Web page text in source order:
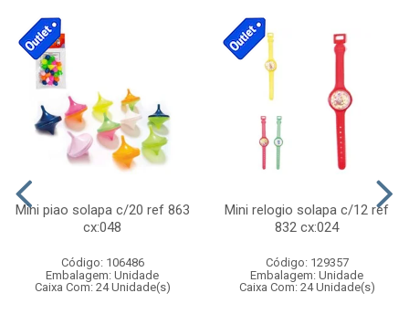
Mini piao solapa c/20 ref 863
cx:048
Código: 106486
Embalagem: Unidade
Caixa Com: 24 Unidade(s)
Mini relogio solapa c/12 ref
832 cx:024
Código: 129357
Embalagem: Unidade
Caixa Com: 24 Unidade(s)